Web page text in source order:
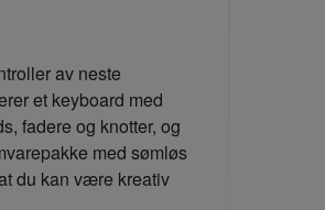
av neste
et keyboard med
fadere og knotter, og
med sømløs
du kan være kreativ